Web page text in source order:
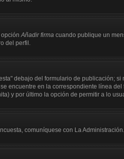
opciónAñadir firma cuando publique un
del perfil.
debajo del formulario de publicación;
encuentre en la correspondiente línea
y por último la opción de permitir a lo
comuníquese con La Administración.